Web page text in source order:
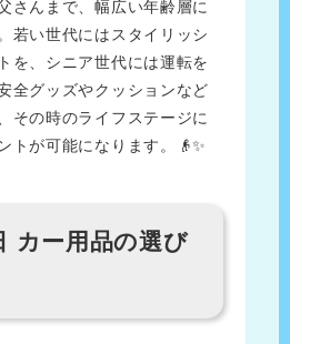
さんまで、幅広い年齢層に
若い世代にはスタイリッシ
を、シニア世代には運転を
全グッズやクッションなど
その時のライフステージに
トが可能になります。👴✨
カー用品の選び